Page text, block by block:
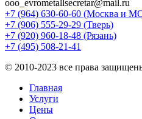
ooo_evrometallsecretar@mail.ru
+7 (964) 630-60-60 (Москва и
+7 (906) 555-29-29 (Тверь)
+7 (920) 960-18-48 (Рязань)
+7 (495) 508-21-41
© 2010-2023 все права
Главная
Услуги
Цены